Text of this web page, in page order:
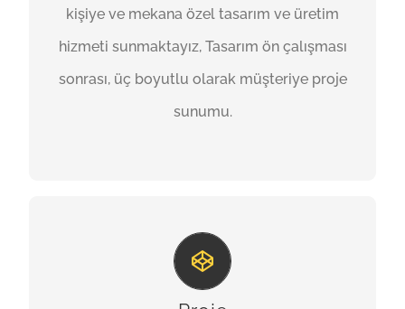
kişiye ve mekana özel tasarım ve üretim
hizmeti sunmaktayız, Tasarım ön çalışması
sonrası, üç boyutlu olarak müşteriye proje
sunumu.
sunumu yapılmakta, tasarımda varsa gerekli
düzenlemelerin yapılmasıyla üretim
aşamasına geçilmektedir.
TASARIM
İnşaat projelerinde “Proje Yönetimi” nin
başarılı olarak uygulanması için, “Zaman”,